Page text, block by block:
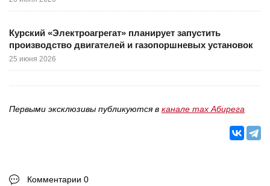
Курский «Электроагрегат» планирует запустить
производство двигателей и газопоршневых установок
25 июня 2026
Первыми эксклюзивы публикуются в канале max Абирега
Комментарии 0